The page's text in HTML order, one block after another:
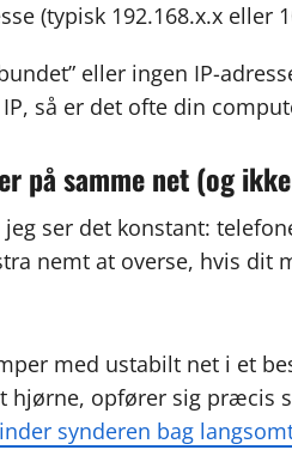
(typisk 192.168.x.x eller
eller ingen IP-
så er det ofte din
på samme net (og
ser det konstant:
nemt at overse, hvis dit
med ustabilt net i et
hjørne, opfører sig præcis
synderen bag langsomt